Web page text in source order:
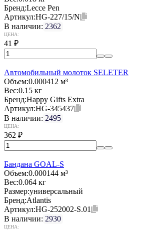
Бренд:Lecce Pen
Артикул:HG-227/15/N
В наличии: 2362
ЦЕНА:
41 ₽
Автомобильный молоток SELETER
Объем:0.000412 м³
Вес:0.15 кг
Бренд:Happy Gifts Extra
Артикул:HG-345437
В наличии: 2495
ЦЕНА:
362 ₽
Бандана GOAL-S
Объем:0.000144 м³
Вес:0.064 кг
Размер:универсальный
Бренд:Atlantis
Артикул:HG-252002-S.01
В наличии: 2930
ЦЕНА: